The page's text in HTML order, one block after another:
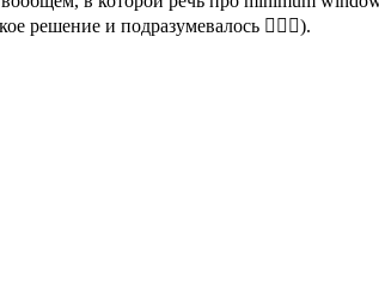
решение и подразумевалось 🤷🏼‍♂️).